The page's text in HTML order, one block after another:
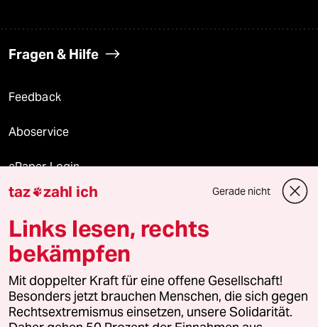
Fragen & Hilfe
Feedback
Aboservice
ePaper Login
Downloads für Abonnierende
© 2026 taz Verlags und Vertriebs GmbH
Alle Rechte vorbehalten. Bei rechtlichen Fragen oder für Genehmigungen
wenden Sie sich bitte an
lizenzen@taz.de
taz zahl ich Gerade nicht
Links lesen, rechts
bekämpfen
Mit doppelter Kraft für eine offene Gesellschaft!
Besonders jetzt brauchen Menschen, die sich gegen
Rechtsextremismus einsetzen, unsere Solidarität.